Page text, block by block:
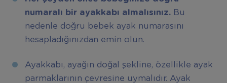
numaralı bir ayakkabı almalısınız. Bu
nedenle doğru bebek ayak numarasını
hesapladığınızdan emin olun.
Ayakkabı, ayağın doğal şekline, özellikle ayak
parmaklarının çevresine uymalıdır. Ayak